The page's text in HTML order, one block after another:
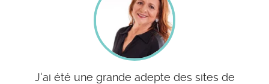
J'ai été une grande adepte des sites de